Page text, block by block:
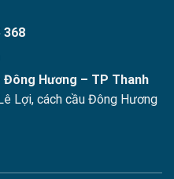
368
Đông Hương – TP Thanh
Lợi, cách cầu Đông Hương